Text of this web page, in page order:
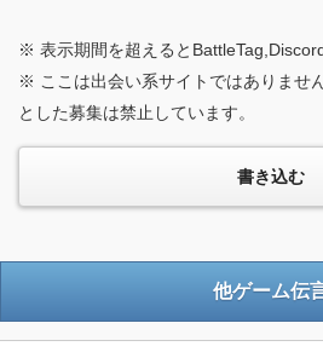
※ 表示期間を超えると
※ ここは出会い系サイトではありませ
とした募集は禁止しています。
他ゲーム伝